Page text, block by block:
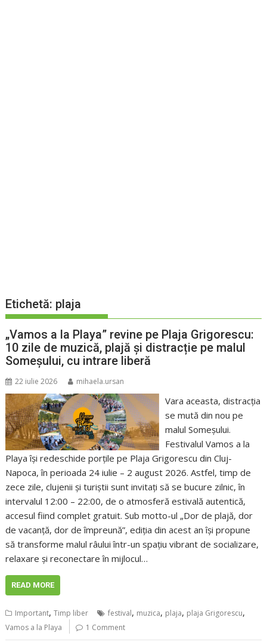
Etichetă: plaja
„Vamos a la Playa” revine pe Plaja Grigorescu:
10 zile de muzică, plajă și distracție pe malul
Someșului, cu intrare liberă
22 iulie 2026 mihaela.ursan
Vara aceasta, distracția
se mută din nou pe
malul Someșului.
Festivalul Vamos a la
Playa își redeschide porțile pe Plaja Grigorescu din Cluj-
Napoca, în perioada 24 iulie – 2 august 2026. Astfel, timp de
zece zile, clujenii și turiștii sunt invitați să se bucure zilnic, în
intervalul 12:00 – 22:00, de o atmosferă estivală autentică,
accesul fiind complet gratuit. Sub motto-ul „Dor de plajă, dor
de vacanță, dor de împreună”, ediția din acest an își propune
să transforme malul râului într-un spațiu vibrant de socializare,
relaxare și reconectare în mijlocul…
READ MORE
Important,Timp liber festival, muzica, plaja, plaja Grigorescu,
Vamos a la Playa 1 Comment